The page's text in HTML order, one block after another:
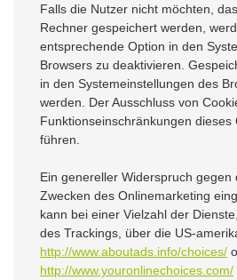
Falls die Nutzer nicht möchten,
Rechner gespeichert werden,
entsprechende Option in den
Browsers zu deaktivieren.
in den Systemeinstellungen des
werden. Der Ausschluss von
Funktionseinschränkungen dieses
führen.
Ein genereller Widerspruch gegen
Zwecken des Onlinemarketing
kann bei einer Vielzahl der
des Trackings, über die US-
http://www.aboutads.info/choices/
http://www.youronlinechoices.com/